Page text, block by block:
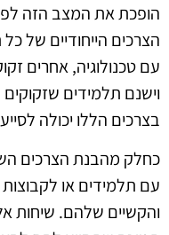
הופכת את המצב הזה
הצרכים הייחודיים של
עם טכנולוגיה, אחרים
וישנם תלמידים
בצרכים הללו יכולה
כחלק מהבנת הצרכים
עם תלמידים או
והקשיים שלהם. שיחות